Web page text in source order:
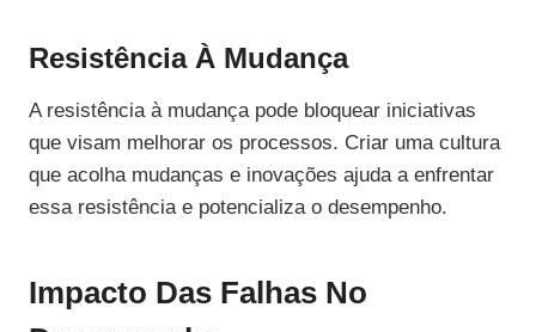
Resistência À Mudança
A resistência à mudança pode bloquear iniciativas
que visam melhorar os processos. Criar uma cultura
que acolha mudanças e inovações ajuda a enfrentar
essa resistência e potencializa o desempenho.
Impacto Das Falhas No